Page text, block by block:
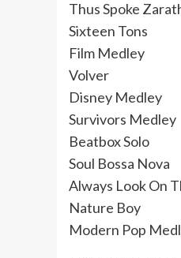
Thus Spoke
Sixteen Tons
Film Medley
Volver
Disney Medley
Survivors Medley
Beatbox Solo
Soul Bossa Nova
Always Look On
Nature Boy
Modern Pop